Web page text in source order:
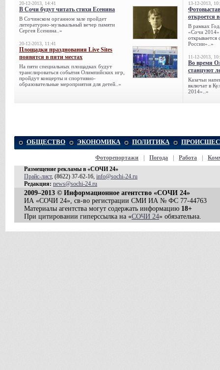
20-12-2013, 14:41
В Сочи будут читать стихи Есенина
В Сочинском органном зале пройдет
литературно-музыкальный вечер памяти
Сергея Есенина..»
20-12-2013, 11:41
Площадки празднования Live Sites
появятся в пяти местах
На пяти специальных площадках будут
транслироваться события Олимпийских игр,
пройдут концерты и спортивно-
образовательные мероприятия для детей..»
13-12-2013,
откроется
В рамках
«Сочи 2014»
открывается
России»..»
11-12-2013,
Во время
станцуют
Казачьи
включат в
2014»..»
ОБЩЕСТВО ЭКОНОМИКА ПОЛИТИКА
Фоторепортажи Погода Работа
Размещение рекламы в «СОЧИ 24»
Прайс-лист, (8622) 37-62-16, info@sochi-24.ru
Редакция: news@sochi-24.ru
2009–2013 © Информационное агентство «СОЧИ 24»
ИА «СОЧИ 24», св-во регистрации СМИ ИА № ФС 77-44763
Материалы агентства могут содержать информацию 18+
При цитировании гиперссылка на «СОЧИ 24» обязательна.